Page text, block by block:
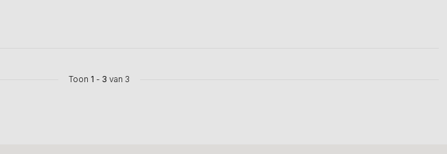
Toon 1 - 3 van 3